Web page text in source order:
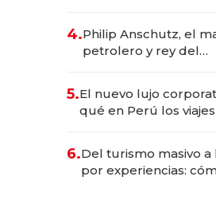
4.Philip Anschutz, el
petrolero y rey del
Fénix
5.El nuevo lujo
qué en Perú los
transformadoras
6.Del turismo masivo a
por experiencias: